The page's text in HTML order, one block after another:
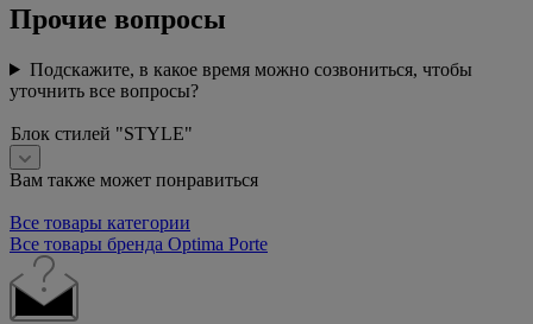
Прочие вопросы
Подскажите, в какое время можно созвониться, чтобы
уточнить все вопросы?
Блок стилей "STYLE"
Вам также может понравиться
Все товары категории
Все товары бренда Optima Porte